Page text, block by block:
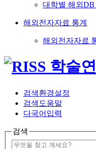
대학별 해외
해외전자자료 통계
해외전자자료
검색환경설정
검색도움말
다국어입력
검색